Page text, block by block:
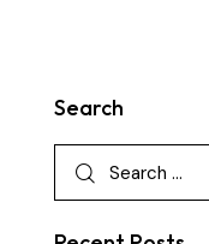
Search